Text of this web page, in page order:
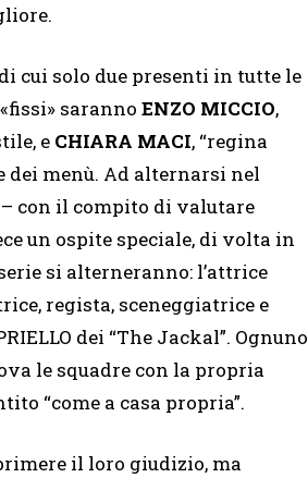
cui solo due presenti in tutte le
saranno ENZO MICCIO,
e CHIARA MACI, “regina
dei menù. Ad alternarsi nel
con il compito di valutare
un ospite speciale, di volta in
si alterneranno: l’attrice
regista, sceneggiatrice e
dei “The Jackal”. Ognuno
le squadre con la propria
“come a casa propria”.
il loro giudizio, ma